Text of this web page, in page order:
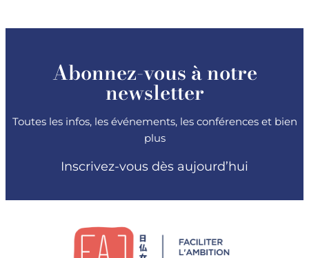
Abonnez-vous à notre
newsletter
Toutes les infos, les événements, les conférences et bien
plus
Inscrivez-vous dès aujourd’hui